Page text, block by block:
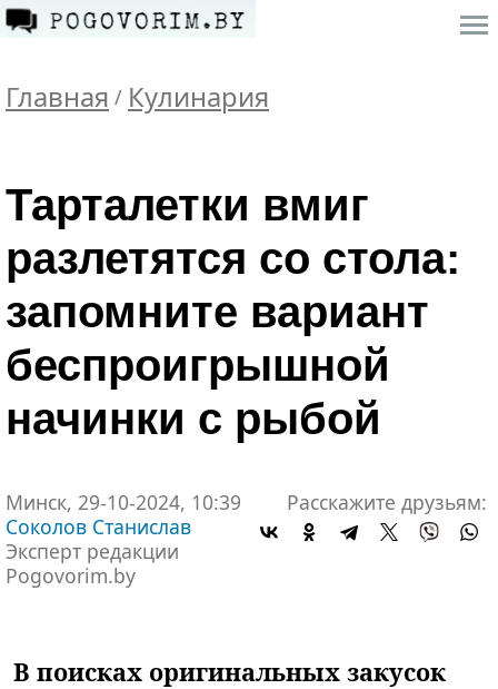
Главная / Кулинария
Тарталетки вмиг
разлетятся со стола:
запомните вариант
беспроигрышной
начинки с рыбой
Минск, 29-10-2024, 10:39
Соколов Станислав
Эксперт редакции
Pogovorim.by
Расскажите друзьям:
В поисках оригинальных закусок